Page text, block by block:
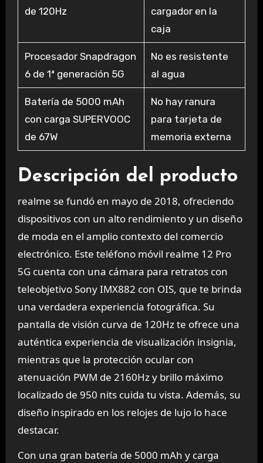
de 120Hz
cargador en la
caja
Procesador Snapdragon
6 de 1ª generación 5G
No es resistente
al agua
Batería de 5000 mAh
con carga SUPERVOOC
de 67W
No hay ranura
para tarjeta de
memoria externa
Descripción del producto
realme se fundó en mayo de 2018, ofreciendo
dispositivos con un alto rendimiento y un diseño
de moda en el amplio contexto del comercio
electrónico. Este teléfono móvil realme 12 Pro
5G cuenta con una cámara para retratos con
teleobjetivo Sony IMX882 con OIS, que te brinda
una verdadera experiencia fotográfica. Su
pantalla de visión curva de 120Hz te ofrece una
auténtica experiencia de visualización insignia,
mientras que la protección ocular con
atenuación PWM de 2160Hz y brillo máximo
localizado de 950 nits cuida tu vista. Además, su
diseño inspirado en los relojes de lujo lo hace
destacar.
Con una gran batería de 5000 mAh y carga